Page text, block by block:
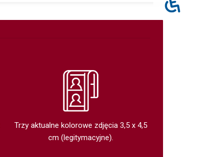
Trzy aktualne kolorowe zdjęcia 3,5 x 4,5
cm (legitymacyjne).